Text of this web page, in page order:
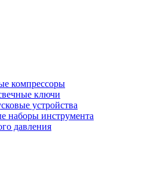
компрессоры
ключи
устройства
наборы инструмента
давления